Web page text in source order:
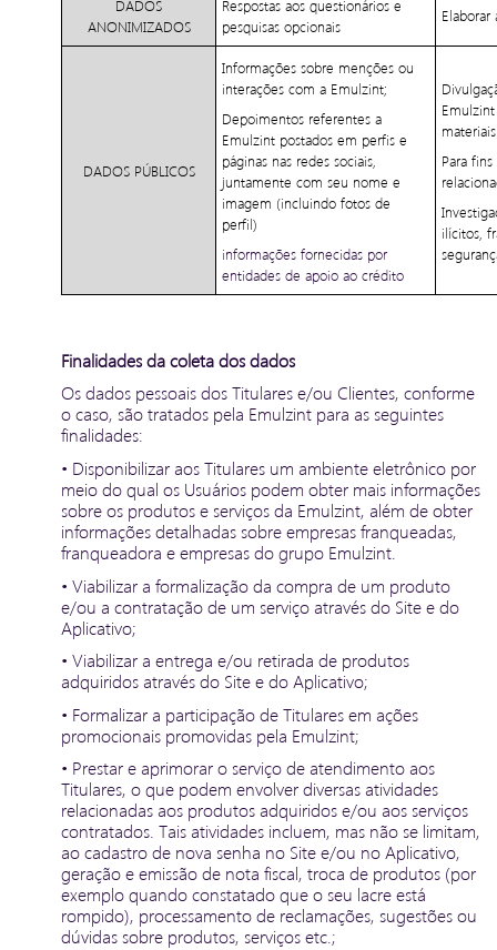
DADOS
ANONIMIZADOS
Respostas aos questionários e
pesquisas opcionais
Elaborar
DADOS PÚBLICOS
Informações sobre menções ou
interações com a Emulzint;
Depoimentos referentes a
Emulzint postados em perfis e
páginas nas redes sociais,
juntamente com seu nome e
imagem (incluindo fotos de
perfil)
informações fornecidas por
entidades de apoio ao crédito
Para
ilícitos,
Finalidades da coleta dos dados
Os dados pessoais dos Titulares e/ou Clientes, conforme
o caso, são tratados pela Emulzint para as seguintes
finalidades:
• Disponibilizar aos Titulares um ambiente eletrônico por
meio do qual os Usuários podem obter mais informações
sobre os produtos e serviços da Emulzint, além de obter
informações detalhadas sobre empresas franqueadas,
franqueadora e empresas do grupo Emulzint.
• Viabilizar a formalização da compra de um produto
e/ou a contratação de um serviço através do Site e do
Aplicativo;
• Viabilizar a entrega e/ou retirada de produtos
adquiridos através do Site e do Aplicativo;
• Formalizar a participação de Titulares em ações
promocionais promovidas pela Emulzint;
• Prestar e aprimorar o serviço de atendimento aos
Titulares, o que podem envolver diversas atividades
relacionadas aos produtos adquiridos e/ou aos serviços
contratados. Tais atividades incluem, mas não se limitam,
ao cadastro de nova senha no Site e/ou no Aplicativo,
geração e emissão de nota fiscal, troca de produtos (por
exemplo quando constatado que o seu lacre está
rompido), processamento de reclamações, sugestões ou
dúvidas sobre produtos, serviços etc.;